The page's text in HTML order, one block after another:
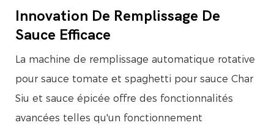
Innovation De Remplissage De
Sauce Efficace
La machine de remplissage automatique rotative
pour sauce tomate et spaghetti pour sauce Char
Siu et sauce épicée offre des fonctionnalités
avancées telles qu'un fonctionnement